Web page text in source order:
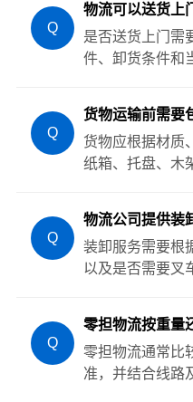
Q
物流可以送货上
是否送货上门需
件、卸货条件和
Q
货物运输前需要
货物应根据材质
纸箱、托盘、木
Q
物流公司提供装
装卸服务需要根
以及是否需要叉
Q
零担物流按重量
零担物流通常比
准，并结合线路